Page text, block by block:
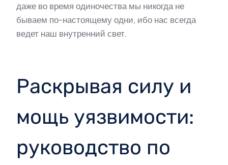
даже во время одиночества мы никогда не
бываем по-настоящему одни, ибо нас всегда
ведет наш внутренний свет.
Раскрывая силу и
мощь уязвимости:
руководство по